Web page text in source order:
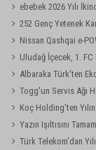
ebebek 2026 Yılı
252 Genç Yetenek
Nissan Qashqai e-
Uludağ İçecek, 1.
Albaraka Türk'ten
Togg'un Servis Ağı
Koç Holding'ten
Yazın Işıltısını
Türk Telekom’dan